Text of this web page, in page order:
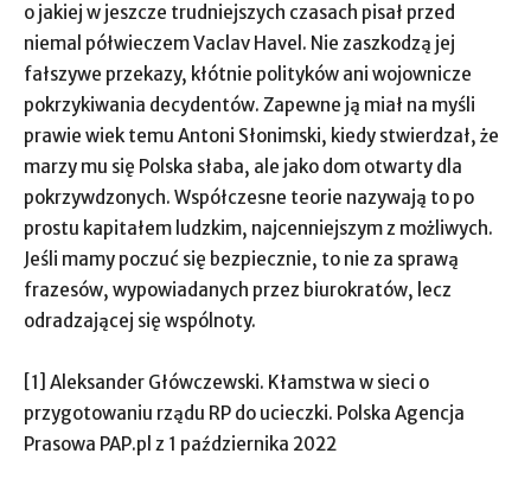
o jakiej w jeszcze trudniejszych czasach pisał przed
niemal półwieczem Vaclav Havel. Nie zaszkodzą jej
fałszywe przekazy, kłótnie polityków ani wojownicze
pokrzykiwania decydentów. Zapewne ją miał na myśli
prawie wiek temu Antoni Słonimski, kiedy stwierdzał, że
marzy mu się Polska słaba, ale jako dom otwarty dla
pokrzywdzonych. Współczesne teorie nazywają to po
prostu kapitałem ludzkim, najcenniejszym z możliwych.
Jeśli mamy poczuć się bezpiecznie, to nie za sprawą
frazesów, wypowiadanych przez biurokratów, lecz
odradzającej się wspólnoty.
[1] Aleksander Główczewski. Kłamstwa w sieci o
przygotowaniu rządu RP do ucieczki. Polska Agencja
Prasowa PAP.pl z 1 października 2022